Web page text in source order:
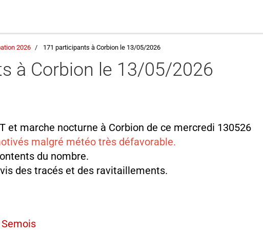
2026 171 participants à Corbion le 13/05/2026
à Corbion le 13/05/2026
et marche nocturne à Corbion de ce mercredi 130526
malgré météo très défavorable.
du nombre.
des tracés et des ravitaillements.